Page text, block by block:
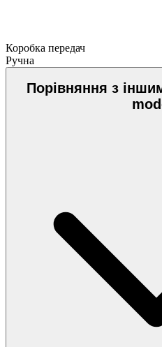
Коробка передач
Ручна
Порівняння з